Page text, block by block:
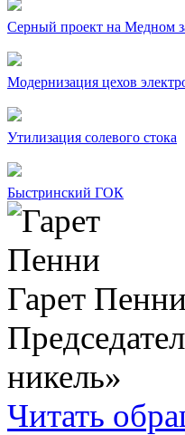
Серный проект на Медном
Модернизация цехов
Утилизация солевого стока
Быстринский ГОК
Гарет Пенни
никель»
Читать